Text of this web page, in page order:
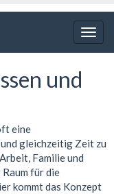
und
eine
gleichzeitig Zeit zu
Familie und
für die
kommt das Konzept